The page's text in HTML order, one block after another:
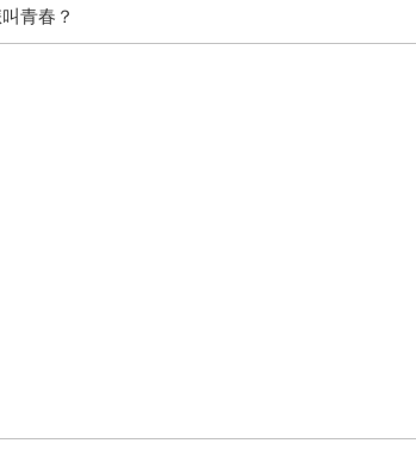
青春？